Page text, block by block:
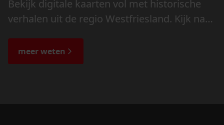
Bekijk digitale kaarten vol met historische
verhalen uit de regio Westfriesland. Kijk naar
de bijzondere verhalen.
meer weten